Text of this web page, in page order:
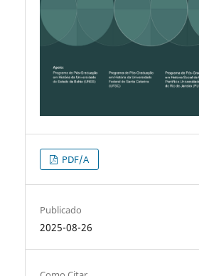
PDF/A
Publicado
2025-08-26